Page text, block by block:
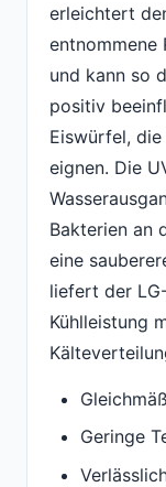
erleichtert
entnommene
und kann so
positiv
Eiswürfel,
eignen. Die
Bakterien an
eine
liefert der
Kühlleistung
Geringe